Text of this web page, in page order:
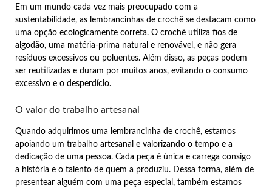
Em um mundo cada vez mais preocupado com a
sustentabilidade, as lembrancinhas de crochê se destacam como
uma opção ecologicamente correta. O crochê utiliza fios de
algodão, uma matéria-prima natural e renovável, e não gera
resíduos excessivos ou poluentes. Além disso, as peças podem
ser reutilizadas e duram por muitos anos, evitando o consumo
excessivo e o desperdício.
O valor do trabalho artesanal
Quando adquirimos uma lembrancinha de crochê, estamos
apoiando um trabalho artesanal e valorizando o tempo e a
dedicação de uma pessoa. Cada peça é única e carrega consigo
a história e o talento de quem a produziu. Dessa forma, além de
presentear alguém com uma peça especial, também estamos